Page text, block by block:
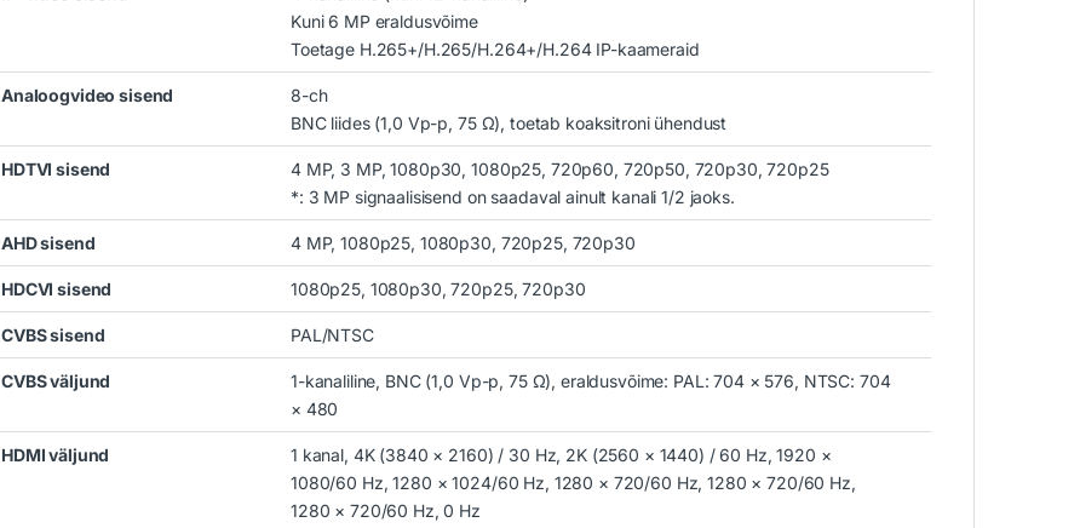
Kuni 6 MP eraldusvõime
Toetage H.265+/H.265/H.264+/H.264 IP-kaameraid
Analoogvideo sisend
8-ch
BNC liides (1,0 Vp-p, 75 Ω), toetab koaksitroni ühendust
HDTVI sisend
4 MP, 3 MP, 1080p30, 1080p25, 720p60, 720p50, 720p30, 720p25
*: 3 MP signaalisisend on saadaval ainult kanali 1/2 jaoks.
AHD sisend 4 MP, 1080p25, 1080p30, 720p25, 720p30
HDCVI sisend 1080p25, 1080p30, 720p25, 720p30
CVBS sisend PAL/NTSC
CVBS väljund
1-kanaliline, BNC (1,0 Vp-p, 75 Ω), eraldusvõime: PAL: 704 × 576, NTSC: 704
× 480
HDMI väljund
1 kanal, 4K (3840 × 2160) / 30 Hz, 2K (2560 × 1440) / 60 Hz, 1920 ×
1080/60 Hz, 1280 × 1024/60 Hz, 1280 × 720/60 Hz, 1280 × 720/60 Hz,
1280 × 720/60 Hz, 0 Hz